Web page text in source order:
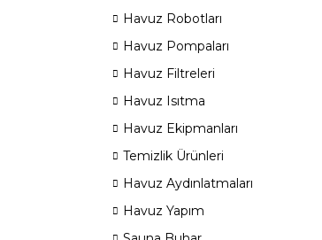
Havuz Robotları
Havuz Pompaları
Havuz Filtreleri
Havuz Isıtma
Havuz Ekipmanları
Temizlik Ürünleri
Havuz Aydınlatmaları
Havuz Yapım